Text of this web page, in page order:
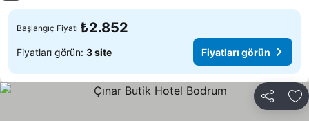
Başlangıç Fiyatı ₺2.852
Fiyatları görün: 3 site Fiyatları görün
Paylaş